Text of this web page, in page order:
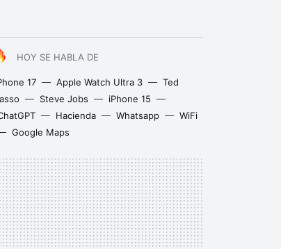
HOY SE HABLA DE
17 Apple Watch Ultra 3
Ted
Steve Jobs
iPhone 15
Hacienda Whatsapp
WiFi
Google Maps